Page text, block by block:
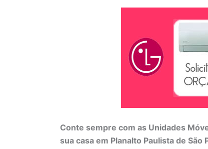
Conte sempre com as Unidades
sua casa em Planalto Paulista de São